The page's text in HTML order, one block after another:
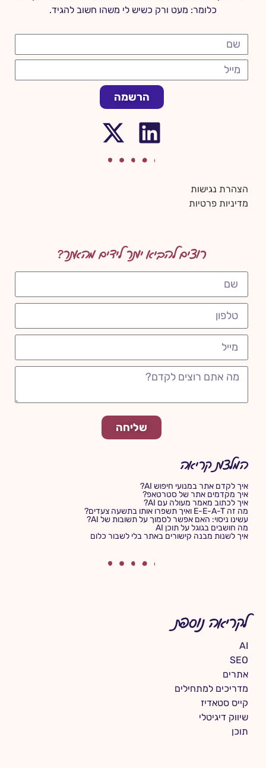
המלצות קריאה
איך לקדם אתר במנועי חיפוש AI?
איך מקדמים אתר של סטרטאפ?
איך לכתוב מאמר מעולה עם AI?
מה זה E-E-A-T ואיך תשפרו אותו בתשעה צעדים?
עשינו ניסוי: האם אפשר לסמוך על תשובות של AI?
מה חושבים בגוגל על תוכן AI
איך לשנות מבנה קישורים באתר בלי לשבור כלום
לקריאה נוספת
AI
SEO
אתרים
מדריכים למתחילים
קייס סטאדיז
שיווק דיגיטלי
תוכן
רוצים להביא יותר לידים מהאתר?
שליחה
כלומר: מעט ורק כשיש לי משהו חשוב להגיד.
הרשמה
הצהרת נגישות
מדיניות פרטיות